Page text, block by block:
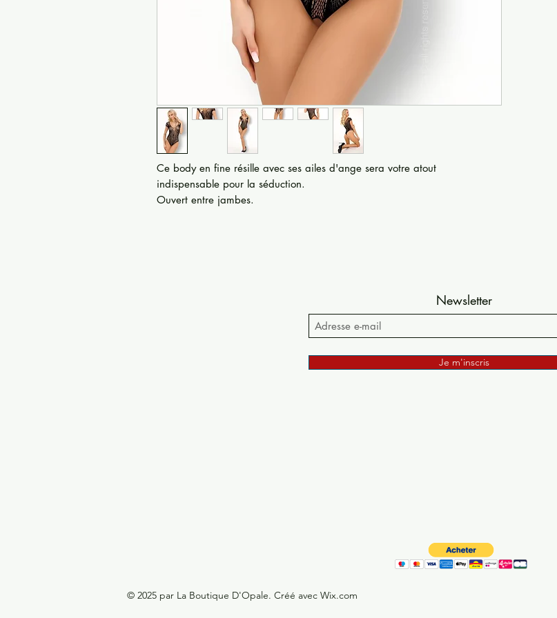
Ce body en fine résille avec ses ailes d'ange sera votre atout
indispensable pour la séduction.
Ouvert entre jambes.
Newsletter
Je m'inscris
© 2025 par La Boutique D'Opale. Créé avec Wix.com